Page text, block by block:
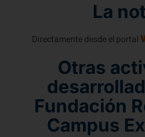
La
Directamente desde el portal
Otras
Fundación
Campus